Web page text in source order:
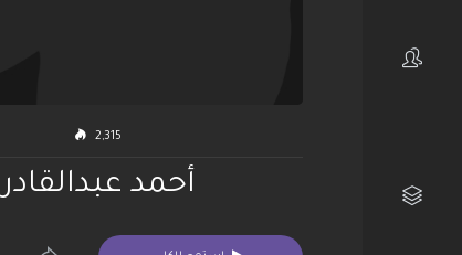
استكشف
2,315
أحمد عبدالقادر